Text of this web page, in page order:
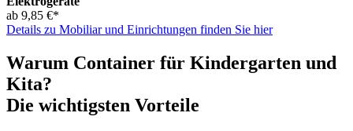
ab 9,85 €*
Details zu Mobiliar und Einrichtungen finden Sie hier
Warum Container für Kindergarten und
Kita?
Die wichtigsten Vorteile